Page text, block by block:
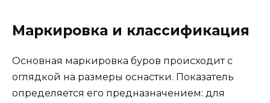
Маркировка и классификация
Основная маркировка буров происходит с
оглядкой на размеры оснастки. Показатель
определяется его предназначением: для